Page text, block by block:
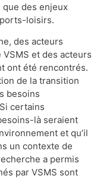
des enjeux
loisirs.
des acteurs
et des acteurs
ont été rencontrés.
de la transition
besoins
certains
là seraient
et qu’il
un contexte de
a permis
par VSMS sont